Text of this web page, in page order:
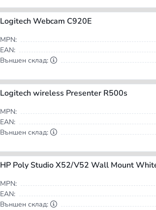
Logitech Webcam C920E
MPN:
EAN:
Външен склад:
Logitech wireless Presenter R500s
MPN:
EAN:
Външен склад:
HP Poly Studio X52/V52 Wall Mount
MPN:
EAN:
Външен склад: